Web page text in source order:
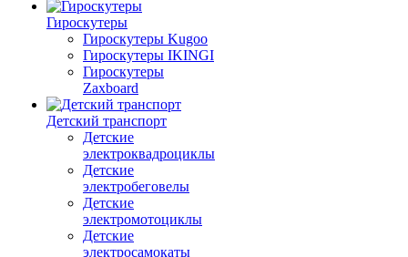
Гироскутеры
Гироскутеры Kugoo
Гироскутеры IKINGI
Гироскутеры
Zaxboard
Детский транспорт
Детские
электроквадроциклы
Детские
электробеговелы
Детские
электромотоциклы
Детские
электросамокаты